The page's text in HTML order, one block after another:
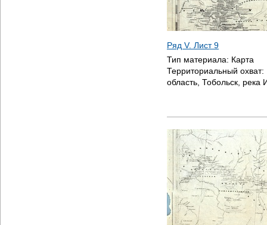
Ряд V. Лист 9
Тип материала: Карта
Территориальный охват:
область, Тобольск, река